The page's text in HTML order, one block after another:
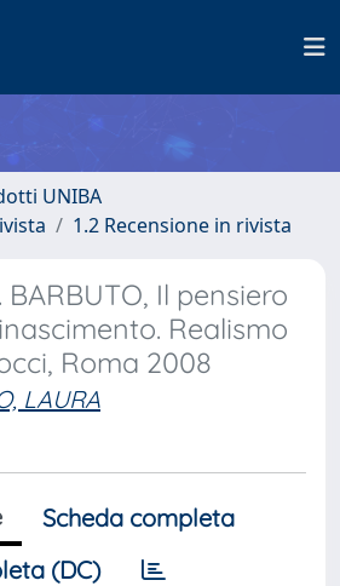
UNIBA
1.2 Recensione in rivista
BARBUTO, Il pensiero
Realismo
Roma 2008
LAURA
Scheda completa
(DC)